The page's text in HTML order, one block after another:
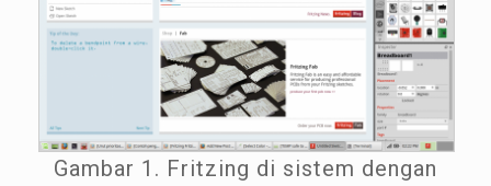
Gambar 1. Fritzing di sistem dengan